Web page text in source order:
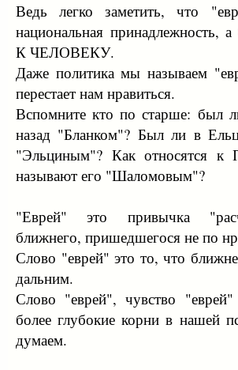
Ведь легко заметить, что
национальная
К ЧЕЛОВЕКУ.
Даже политика мы называем
перестает нам нравиться.
Вспомните кто по старше: был
назад "Бланком"? Был ли в
"Эльциным"? Как относятся к
называют его "Шаломовым"?
"Еврей" это привычка
ближнего, пришедшегося не по
Слово "еврей" это то, что
дальним.
Слово "еврей", чувство "еврей"
более глубокие корни в нашей
думаем.